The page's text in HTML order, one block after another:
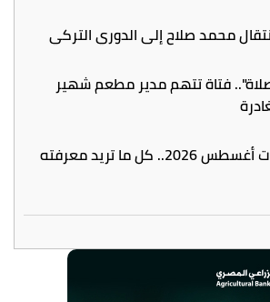
محمد صلاح إلى الدوري التركي
فتاة تتهم مدير مطعم شهير
موعد قبض مرتبات أغسطس 2026.. كل ما تريد معرفته